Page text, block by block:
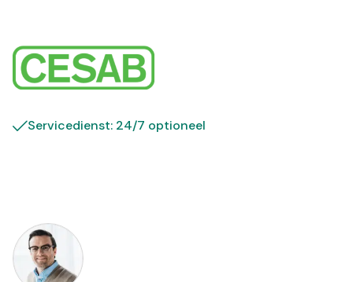
Servicedienst: 24/7 optioneel